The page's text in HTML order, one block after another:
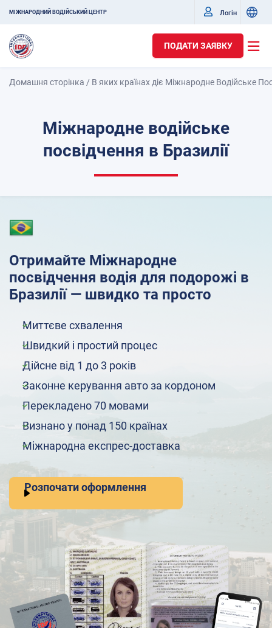
МІЖНАРОДНИЙ ВОДІЙСЬКИЙ ЦЕНТР Логін
ПОДАТИ ЗАЯВКУ
Домашня сторінка / В яких країнах діє Міжнародне Водійське
Міжнародне водійське
посвідчення в Бразилії
Отримайте Міжнародне
посвідчення водія для подорожі в
Бразилії — швидко та просто
Миттєве схвалення
Швидкий і простий процес
Дійсне від 1 до 3 років
Законне керування авто за кордоном
Перекладено 70 мовами
Визнано у понад 150 країнах
Міжнародна експрес-доставка
Розпочати оформлення